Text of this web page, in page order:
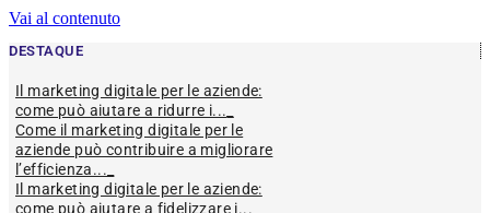
Vai al contenuto
DESTAQUE
Il marketing digitale per le aziende:
come può aiutare a ridurre i...
Come il marketing digitale per le
aziende può contribuire a migliorare
l’efficienza...
Il marketing digitale per le aziende:
come può aiutare a fidelizzare i...